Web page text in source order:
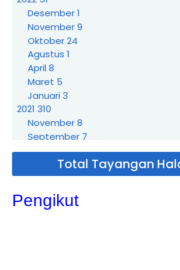
Desember1
November9
Oktober24
Agustus 1
April8
Maret 5
Januari3
2021 310
November8
September 7
Agustus3
Juni19
72
Sewa Badut Bogor Kedung
Total Tayangan
Pengikut